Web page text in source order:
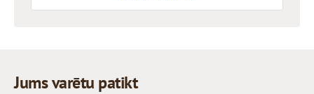
Jums varētu patikt